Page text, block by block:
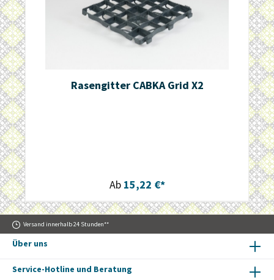
Rasengitter CABKA Grid X2
Ab 15,22 €*
Versand innerhalb 24 Stunden**
Über uns
Service-Hotline und Beratung